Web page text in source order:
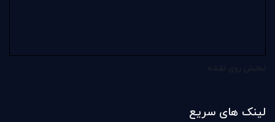
لینک های سریع